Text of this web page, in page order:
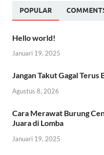
POPULAR
Hello world!
Januari 19, 2025
Jangan Takut Gagal Terus
Agustus 8, 2026
Cara Merawat Burung
Juara di Lomba
Januari 19, 2025